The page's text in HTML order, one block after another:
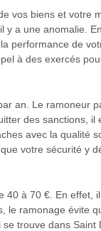
vos biens et
a une anomalie.
de
à des exercés
an. Le ramoneur
des sanctions,
avec la qualité
votre sécurité y
à 70 €. En
ramonage évite
trouve dans